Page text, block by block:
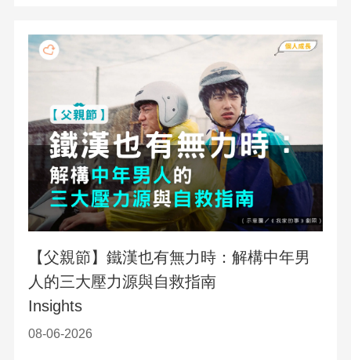
【父親節】鐵漢也有無力時：解構中年男
人的三大壓力源與自救指南
Insights
08-06-2026